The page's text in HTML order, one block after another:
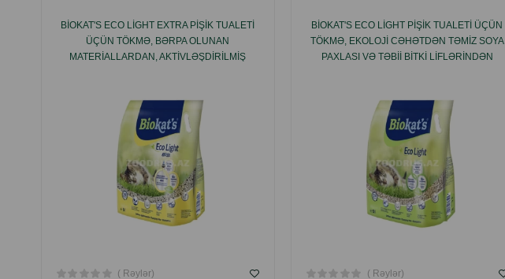
BIOKAT'S ECO LIGHT EXTRA PIŞIK TUALETI
ÜÇÜN TÖKMƏ, BƏRPA OLUNAN
MATERIALLARDAN, AKTIVLƏŞDIRILMIŞ
( Rəylər)
BIOKAT'S ECO LIGHT PIŞIK TUALETI ÜÇÜN
TÖKMƏ, EKOLOJI CƏHƏTDƏN TƏMIZ SOYA
PAXLASI VƏ TƏBII BITKI LIFLƏRINDƏN
( Rəylər)